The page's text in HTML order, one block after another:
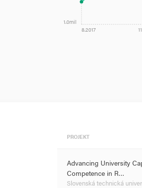
8.2017
1.0mil
PROJEKT
Advancing University
Competence in R…
Slovenská technická